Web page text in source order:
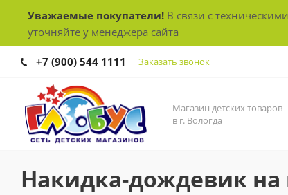
Уважаемые покупатели! В связи с
уточняйте у менеджера сайта
+7 (900) 544 1111 Заказать звонок
Магазин детских товаров
в г. Вологда
Накидка-дождевик на